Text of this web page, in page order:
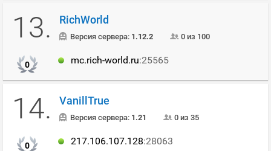
13. RichWorld
Версия сервера: 1.12.2 0 из 100
0 mc.rich-world.ru:25565
14. VanillTrue
Версия сервера: 1.21 0 из 35
0 217.106.107.128:28063